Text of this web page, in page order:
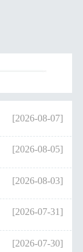
[2026-08-07]
[2026-08-05]
[2026-08-03]
[2026-07-31]
[2026-07-30]